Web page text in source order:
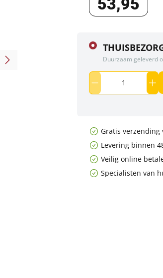
Duurzaam geleverd
Gratis verzending
Levering binnen
Veilig online
Specialisten van